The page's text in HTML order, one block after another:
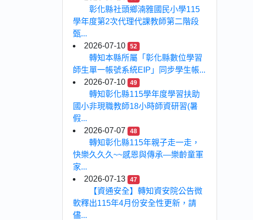
彰化縣社頭鄉湳雅國民小學115
學年度第2次代理代課教師第二階段
甄...
2026-07-10
52
轉知本縣所屬「彰化縣數位學習
師生單一帳號系統EIP」同步學生帳...
2026-07-10
49
轉知彰化縣115學年度學習扶助
國小非現職教師18小時師資研習(暑
假...
2026-07-07
48
轉知彰化縣115年親子走一走，
快樂久久久~~感恩與傳承—樂齡童軍
家...
2026-07-13
47
【資通安全】轉知資安院公告微
軟釋出115年4月份安全性更新，請
儘...